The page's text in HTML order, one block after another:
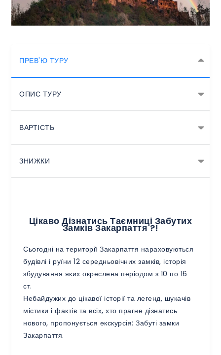
ПРЕВ'Ю ТУРУ
ОПИС ТУРУ
ВАРТІСТЬ
ЗНИЖКИ
Цікаво Дізнатись Таємниці Забутих
Замків Закарпаття ?!
Сьогодні на території Закарпаття нараховуються
будівлі і руїни 12 середньовічних замків, історія
збудування яких окреслена періодом з 10 по 16
ст.
Небайдужих до цікавої історії та легенд, шукачів
містики і фактів та всіх, хто прагне дізнатись
нового, пропонується екскурсія: Забуті замки
Закарпаття.